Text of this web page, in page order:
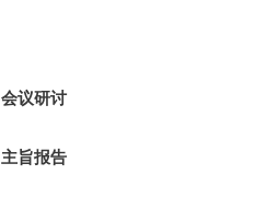
会议研讨
主旨报告